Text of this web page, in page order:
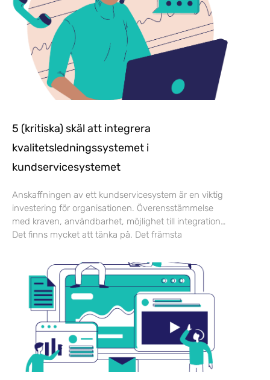
5 (kritiska) skäl att integrera
kvalitetsledningssystemet i
kundservicesystemet
Anskaffningen av ett kundservicesystem är en viktig
investering för organisationen. Överensstämmelse
med kraven, användbarhet, möjlighet till integration…
Det finns mycket att tänka på. Det främsta